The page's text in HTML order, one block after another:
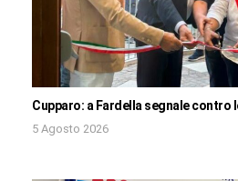
Cupparo: a Fardella segnale contro
5 Agosto 2026